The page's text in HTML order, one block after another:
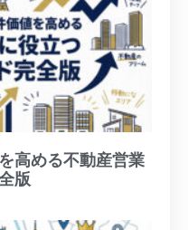
高める不動産営業
版